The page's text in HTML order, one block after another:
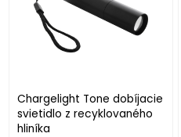
Chargelight Tone dobíjacie
svietidlo z recyklovaného
hliníka